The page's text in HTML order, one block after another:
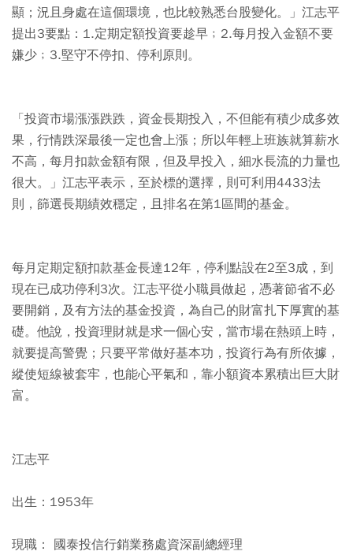
顯；況且身處在這個環境，也比較熟悉台股變化。」江志平
提出3要點：1.定期定額投資要趁早﹔2.每月投入金額不要
嫌少﹔3.堅守不停扣、停利原則。
「投資市場漲漲跌跌，資金長期投入，不但能有積少成多效
果，行情跌深最後一定也會上漲；所以年輕上班族就算薪水
不高，每月扣款金額有限，但及早投入，細水長流的力量也
很大。」江志平表示，至於標的選擇，則可利用4433法
則，篩選長期績效穩定，且排名在第1區間的基金。
每月定期定額扣款基金長達12年，停利點設在2至3成，到
現在已成功停利3次。江志平從小職員做起，憑著節省不必
要開銷，及有方法的基金投資，為自己的財富扎下厚實的基
礎。他說，投資理財就是求一個心安，當市場在熱頭上時，
就要提高警覺；只要平常做好基本功，投資行為有所依據，
縱使短線被套牢，也能心平氣和，靠小額資本累積出巨大財
富。
江志平
出生：1953年
現職： 國泰投信行銷業務處資深副總經理